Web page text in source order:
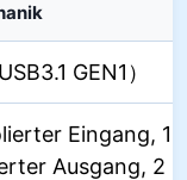
GEN1）
Eingang, 1
Ausgang, 2